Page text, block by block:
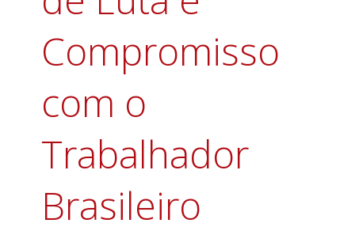
Compromisso
com o
Trabalhador
Brasileiro